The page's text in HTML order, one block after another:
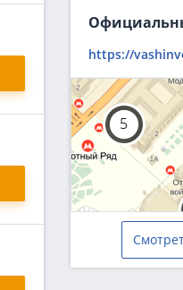
https://